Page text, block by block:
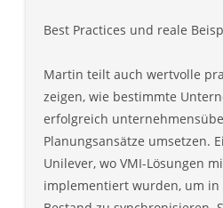
Best Practices und reale
Martin teilt auch wertvolle
zeigen, wie bestimmte
erfolgreich
Planungsansätze umsetzen.
Unilever, wo VMI-Lösungen
implementiert wurden, um in